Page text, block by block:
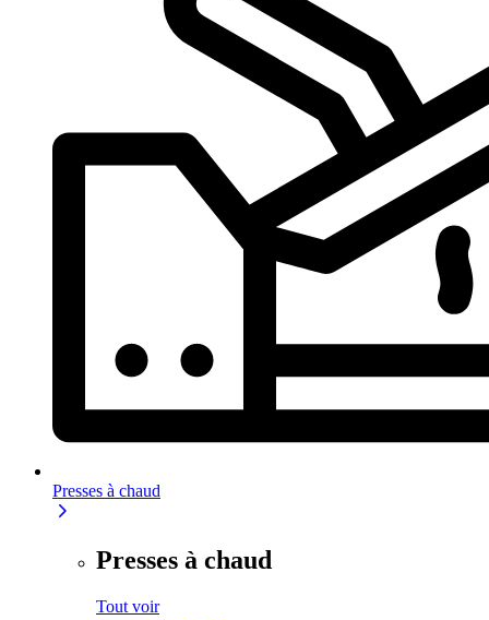
Presses à chaud
Presses à chaud
Tout voir